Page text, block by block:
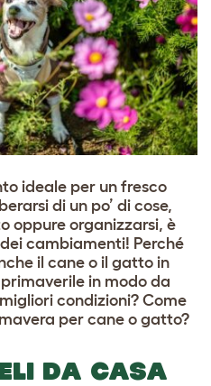
ideale per un fresco
di un po’ di cose,
oppure organizzarsi, è
cambiamenti! Perché
il cane o il gatto in
in modo da
condizioni? Come
per cane o gatto?
DA CASA